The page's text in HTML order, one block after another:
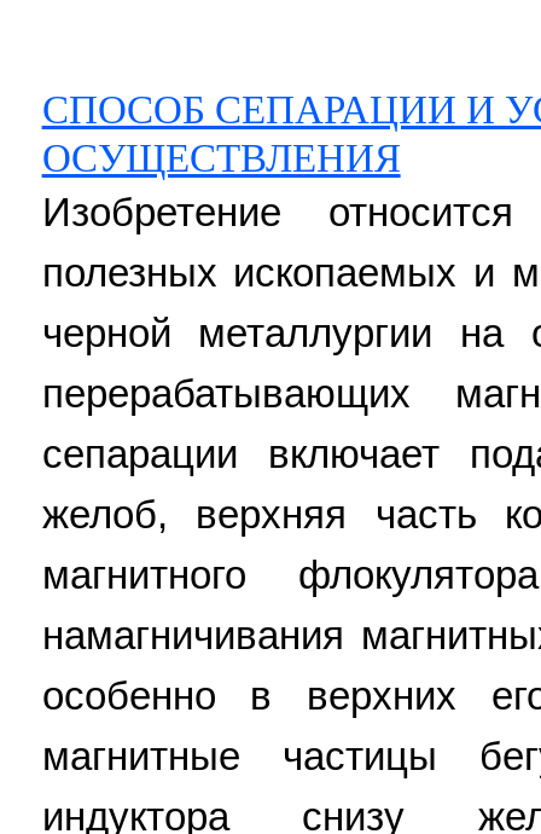
СПОСОБ СЕПАРАЦИИ И
ОСУЩЕСТВЛЕНИЯ
Изобретение
полезных ископаемых и
черной металлургии на
перерабатывающих
сепарации включает
желоб, верхняя часть
магнитного
намагничивания
особенно в верхних
магнитные частицы
индуктора снизу